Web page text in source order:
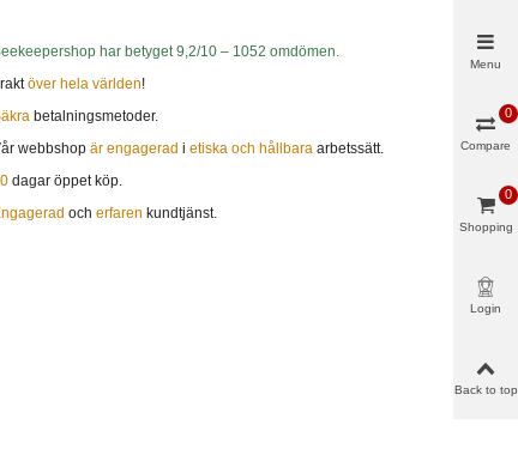
har betyget9,2/10 –1052 omdömen.
över hela världen!
betalningsmetoder.
webbshop är engagerad i etiska och hållbaraarbetssätt.
dagar öppet köp.
och erfaren kundtjänst.
Menu
Compare
0
Shopping
0
Login
Back to top